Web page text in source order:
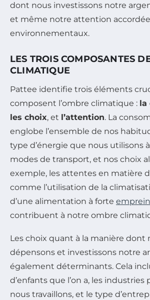
dont nous investissons notre
et même notre attention
environnementaux.
LES TROIS COMPOSANTES
CLIMATIQUE
Pattee identifie trois éléments
composent l’ombre climatique :
les choix, et l’attention. La
englobe l’ensemble de nos
type d’énergie que nous utilisons
modes de transport, et nos choix
exemple, les attentes en matière
comme l’utilisation de la
d’une alimentation à forte
contribuent à notre ombre
Les choix quant à la manière dont
dépensons et investissons notre
également déterminants. Cela
d’enfants que l’on a, les industries
nous travaillons, et le type